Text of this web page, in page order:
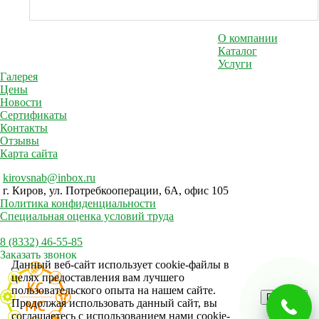
О компании
Каталог
Услуги
Галерея
Цены
Новости
Сертификаты
Контакты
Отзывы
Карта сайта
kirovsnab@inbox.ru
г. Киров, ул. Потребкооперации, 6А, офис 105
Политика конфиденциальности
Специальная оценка условий труда
8 (8332) 46-55-85
Заказать звонок
Данный веб-сайт использует cookie-файлы в
целях предоставления вам лучшего
пользовательского опыта на нашем сайте.
Продолжая использовать данный сайт, вы
соглашаетесь с использованием нами cookie-
Принять